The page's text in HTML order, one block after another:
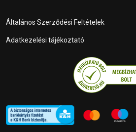
Általános Szerződési Feltételek
Adatkezelési tájékoztató